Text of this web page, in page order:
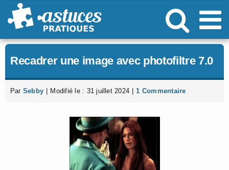
Passer
au
Recadrer une image avec photofiltre 7.0
Par Sebby Modifié le : 31 juillet 2024 1 Commentaire